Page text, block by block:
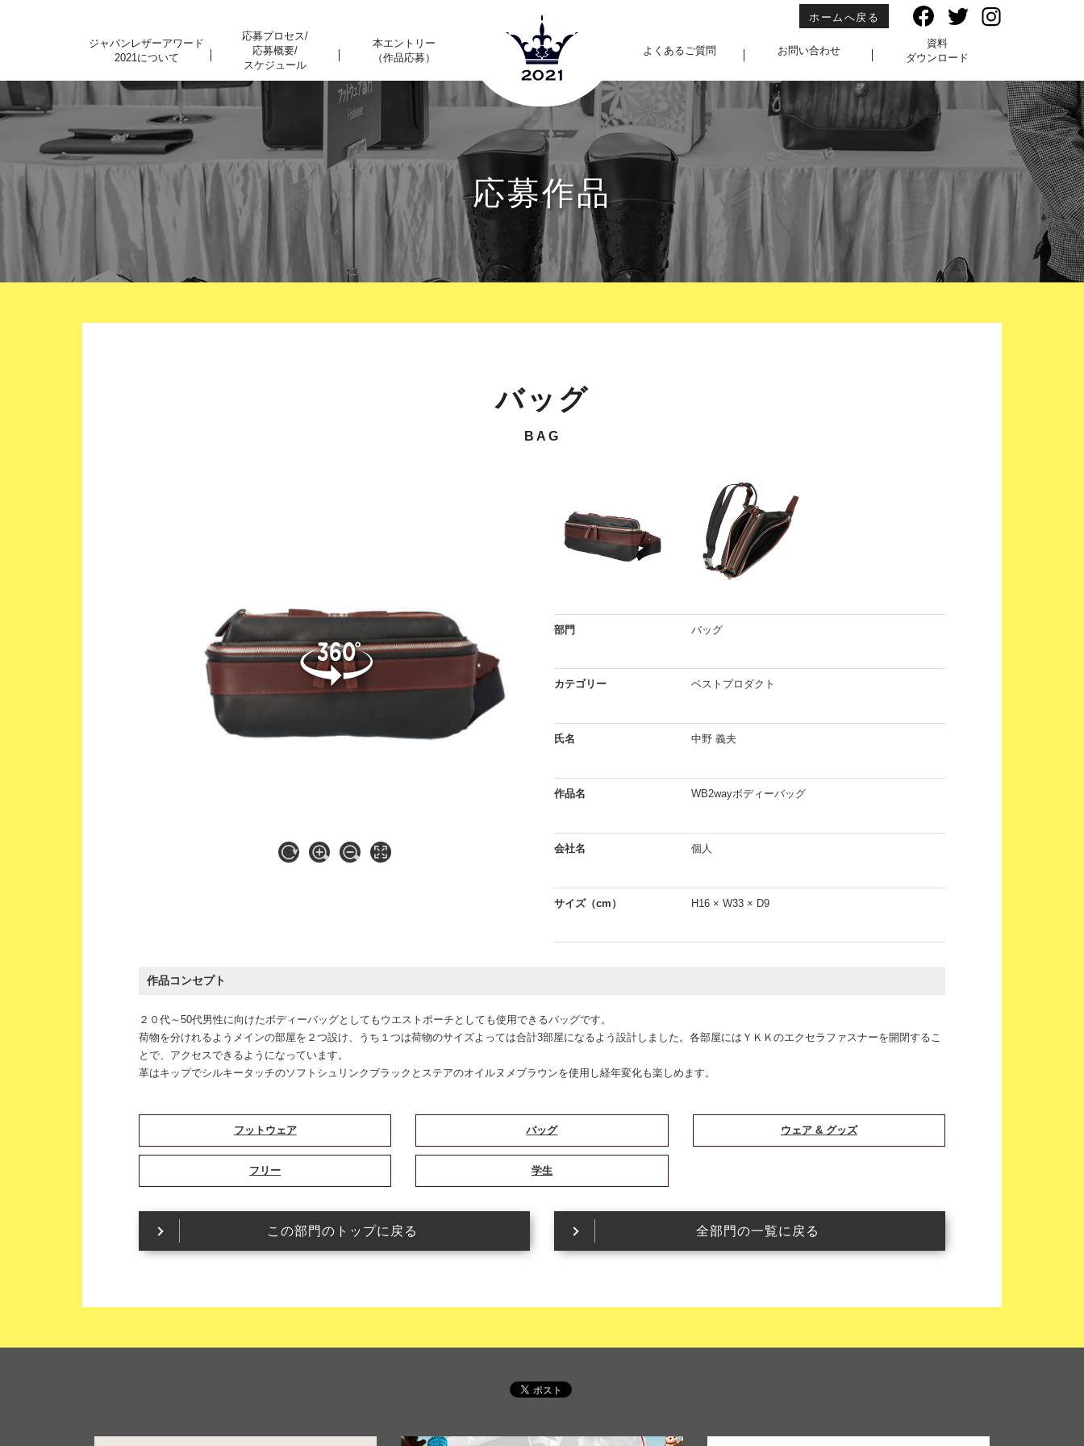
ホームへ戻る
ジャパンレザーアワード
2021について
応募プロセス/
応募概要/
スケジュール
本エントリー
（作品応募）
よくあるご質問 お問い合わせ
資料
ダウンロード
応募作品
バッグ
BAG
部門 バッグ
カテゴリー ベストプロダクト
氏名 中野 義夫
作品名 WB2wayボディーバッグ
会社名 個人
サイズ（cm） H16 × W33 × D9
作品コンセプト
２０代～50代男性に向けたボディーバッグとしてもウエストポーチとしても使用できるバッグです。
荷物を分けれるようメインの部屋を２つ設け、うち１つは荷物のサイズよっては合計3部屋になるよう設計しました。各部屋にはＹＫＫのエクセラファスナーを開閉するこ
とで、アクセスできるようになっています。
革はキップでシルキータッチのソフトシュリンクブラックとステアのオイルヌメブラウンを使用し経年変化も楽しめます。
フットウェア バッグ ウェア & グッズ
フリー 学生
この部門のトップに戻る 全部門の一覧に戻る